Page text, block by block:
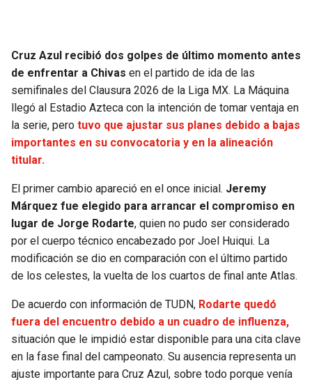
PACKERS
VIKINGS
FALCONS
SAINTS
BUCCANEERS
TIMBERWOLVES
THUNDER
TRAIL BLAZERS
Cruz Azul recibió dos golpes de último momento antes
de enfrentar a Chivas en el partido de ida de las
semifinales del Clausura 2026 de la Liga MX. La Máquina
llegó al Estadio Azteca con la intención de tomar ventaja en
la serie, pero tuvo que ajustar sus planes debido a bajas
importantes en su convocatoria y en la alineación
titular.
El primer cambio apareció en el once inicial. Jeremy
Márquez fue elegido para arrancar el compromiso en
lugar de Jorge Rodarte, quien no pudo ser considerado
por el cuerpo técnico encabezado por Joel Huiqui. La
modificación se dio en comparación con el último partido
de los celestes, la vuelta de los cuartos de final ante Atlas.
De acuerdo con información de TUDN, Rodarte quedó
fuera del encuentro debido a un cuadro de influenza,
situación que le impidió estar disponible para una cita clave
en la fase final del campeonato. Su ausencia representa un
ajuste importante para Cruz Azul, sobre todo porque venía